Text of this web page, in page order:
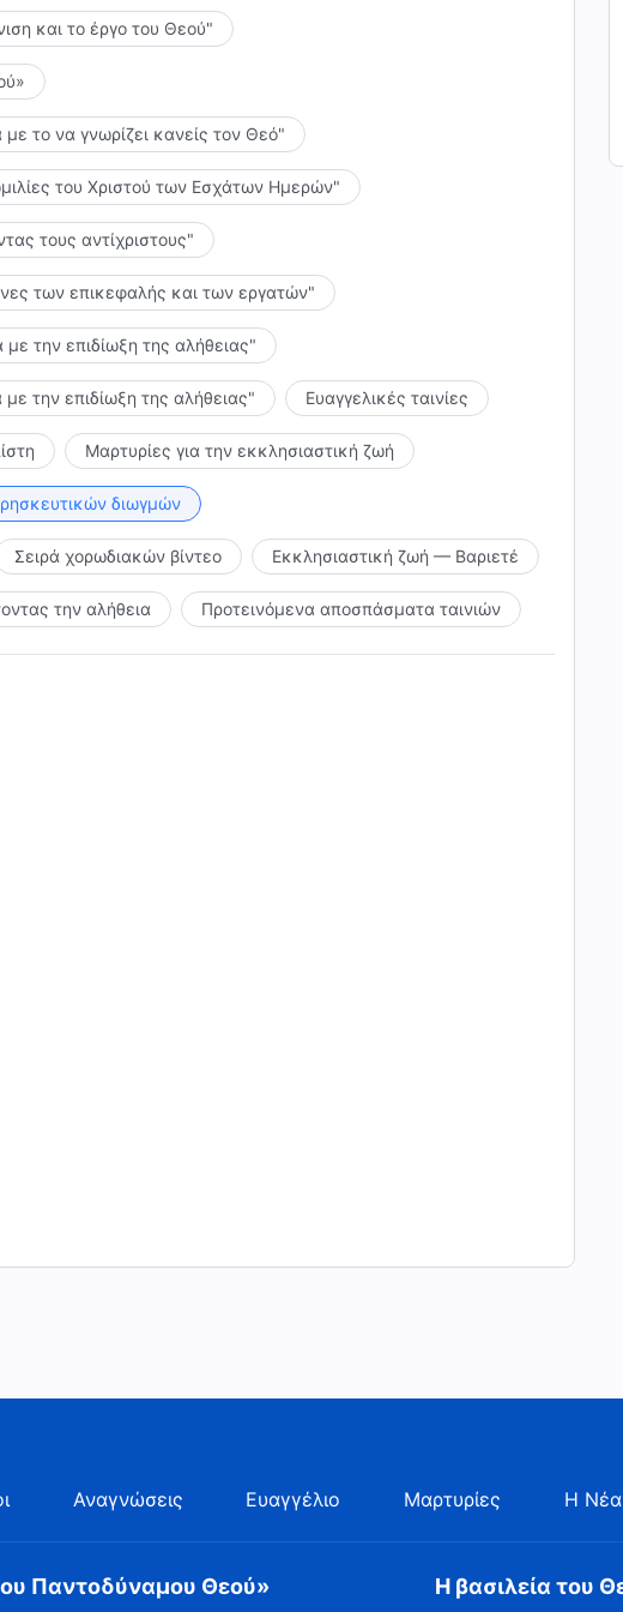
και το έργο του Θεού"
το να γνωρίζει κανείς τον Θεό"
του Χριστού των Εσχάτων Ημερών"
τους αντίχριστους"
των επικεφαλής και των εργατών"
την επιδίωξη της αλήθειας"
την επιδίωξη της αλήθειας" Ευαγγελικές ταινίες
Μαρτυρίες για την εκκλησιαστική ζωή
διωγμών
Σειρά χορωδιακών βίντεο Εκκλησιαστική ζωή — Βαριετέ
την αλήθεια Προτεινόμενα αποσπάσματα ταινιών
Αναγνώσεις Ευαγγέλιο Μαρτυρίες Η
Παντοδύναμου Θεού» Η βασιλεία του